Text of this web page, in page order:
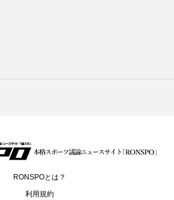
RONSPOとは？
利用規約